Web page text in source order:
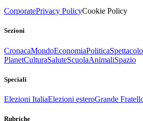
CorporatePrivacy PolicyCookie Policy
Sezioni
CronacaMondoEconomiaPoliticaSpettacolo
PlanetCulturaSaluteScuolaAnimaliSpazio
Speciali
Elezioni ItaliaElezioni esteroGrande
Rubriche